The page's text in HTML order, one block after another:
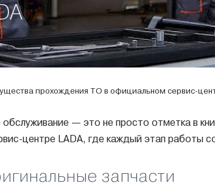
прохождения ТО в официальном сервис-
обслуживание — это не просто отметка в
центре LADA, где каждый этап работы
запчасти